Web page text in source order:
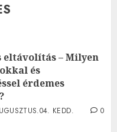
eltávolítás – Milyen
és
érdemes
KEDD.
0